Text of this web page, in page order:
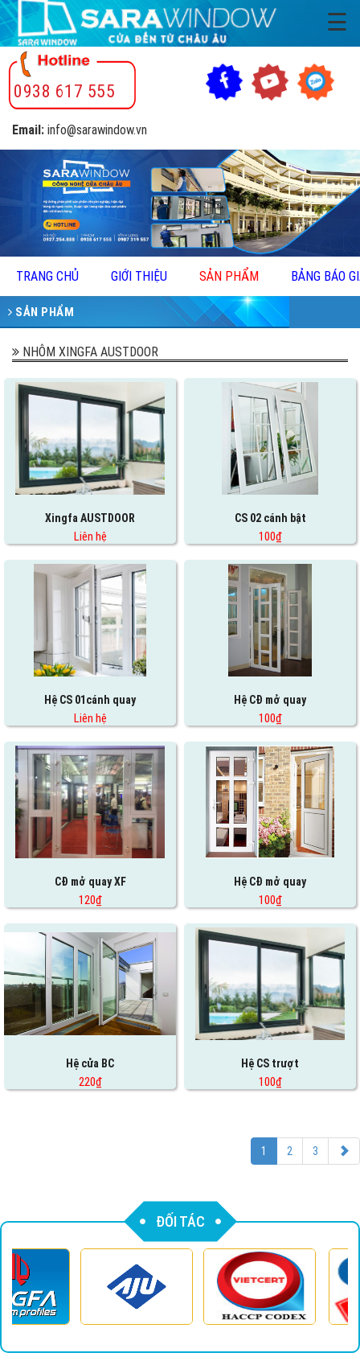
☰
0938 617 555
Email: info@sarawindow.vn
TRANG CHỦ GIỚI THIỆU SẢN PHẨM BẢNG BÁO
SẢN PHẨM
NHÔM XINGFA AUSTDOOR
Xingfa AUSTDOOR
Liên hệ
CS 02 cánh bật
100₫
Hệ CS 01cánh quay
Liên hệ
Hệ CĐ mở quay
100₫
CĐ mở quay XF
120₫
Hệ CĐ mở quay
100₫
Hệ cửa BC
220₫
Hệ CS trượt
100₫
1 2 3
ĐỐI TÁC